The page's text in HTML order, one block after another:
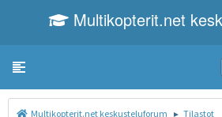
Multikopterit.net
Toggle navigation
Multikopterit.net keskusteluforum ► Tilastot